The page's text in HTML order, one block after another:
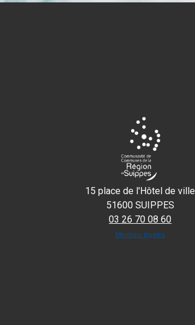
15 place de l'Hôtel de ville
51600 SUIPPES
03 26 70 08 60
Mentions légales